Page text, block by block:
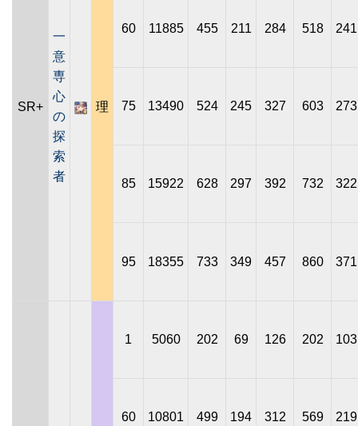
SR+
一
意
専
心
の
探
索
者
理
60 11885 455 211 284 518 241
75 13490 524 245 327 603 273
85 15922 628 297 392 732 322
95 18355 733 349 457 860 371
1 5060 202 69 126 202 103
60 10801 499 194 312 569 219